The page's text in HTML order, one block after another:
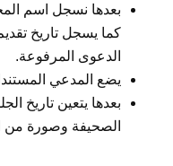
بعدها نسجل اسم
كما يسجل تاريخ
الدعوى المرفوعة.
يضع المدعي
بعدها يتعين تاريخ
الصحيفة وصورة من